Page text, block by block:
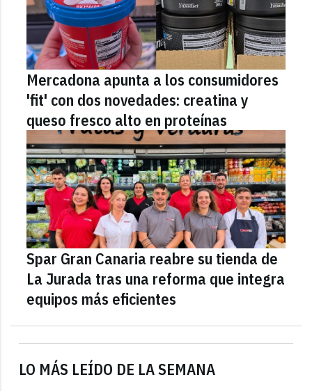
LO MÁS LEÍDO DE LA SEMANA
Mercadona apunta a los consumidores
'fit' con dos novedades: creatina y
queso fresco alto en proteínas
Spar Gran Canaria reabre su tienda de
La Jurada tras una reforma que integra
equipos más eficientes